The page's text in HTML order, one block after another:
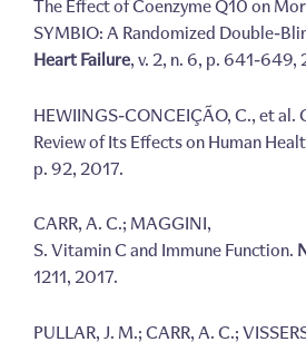
The Effect of Coenzyme Q10 on
SYMBIO: A Randomized Double-
Heart Failure, v. 2, n. 6, p. 641-649,
HEWIINGS-CONCEIÇÃO, C., et al.
Review of Its Effects on Human
p. 92, 2017.
CARR, A. C.; MAGGINI,
S. Vitamin C and Immune Function.
1211, 2017.
PULLAR, J. M.; CARR, A. C.;